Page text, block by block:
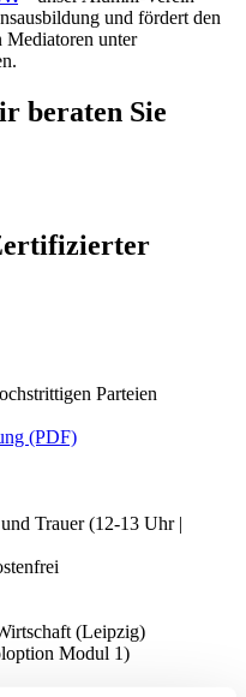
und fördert den
Mediatoren unter
beraten Sie
Parteien
(PDF)
Trauer (12-13 Uhr |
(Leipzig)
Modul 1)